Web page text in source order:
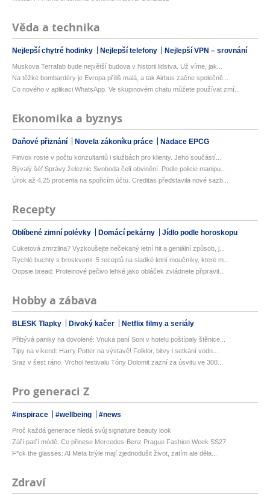
Věda a technika
Nejlepší chytré hodinky Nejlepší telefony Nejlepší VPN – srovnání
Muskova Terrafab bude největší budova v historii lidstva. Už víme, jak...
Na těžké bombardéry je Evropa příliš malá, a tak Airbus začne společně...
Co nového v aplikaci WhatsApp. Ve skupinovém chatu můžete používat zmí...
Ekonomika a byznys
Daňové přiznání Novela zákoníku práce Nadace EPCG
Finvox roste v počtu konzultantů i službách pro klienty. Jeho součástí...
Bývalý šéf Správy železnic Svoboda čelí obvinění. Podle policie manipu...
Úrok až 4,25 procenta na spořicím účtu. Creditas představila nové sazb...
Recepty
Oblíbené zimní polévky Domácí pekárny Jídlo podle horoskopu
Cuketová zmrzlina? Vyzkoušejte nečekaný letní hit a geniální způsob, j...
Rychlé buchty s broskvemi: 5 receptů na sladké letní moučníky, které m...
Oopsie bread: Proteinové pečivo lehké jako obláček zvládnete připravit...
Hobby a zábava
BLESK Tlapky Divoký kačer Netflix filmy a seriály
Přibývá paniky na dovolené: Vnuka paní Soni v hotelu poštípaly štěnice...
Tipy na víkend: Harry Potter na výstavě! Folklor, bitvy i setkání vodn...
Sraz v šest ráno. Vrchol festivalu Tóny Dolomit zazní za úsvitu ve 300...
Pro generaci Z
#inspirace #wellbeing #news
Proč každá generace hledá svůj signature beauty look
Září patří módě: Co přinese Mercedes-Benz Prague Fashion Week SS27
F*ck the glasses: AI Meta brýle mají zjednodušit život, zatím ale děla...
Zdraví